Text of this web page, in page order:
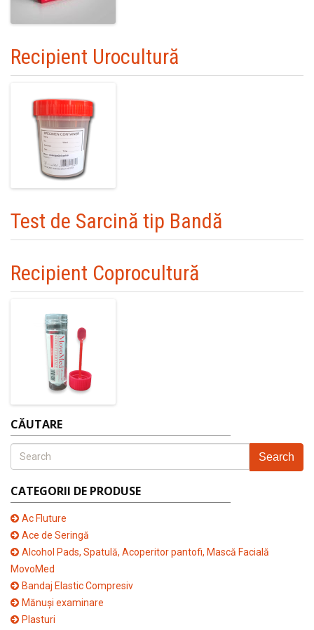
Recipient Urocultură
Test de Sarcină tip Bandă
Recipient Coprocultură
CĂUTARE
Search
CATEGORII DE PRODUSE
Ac Fluture
Ace de Seringă
Alcohol Pads, Spatulă, Acoperitor pantofi, Mască Facială
MovoMed
Bandaj Elastic Compresiv
Mănuşi examinare
Plasturi